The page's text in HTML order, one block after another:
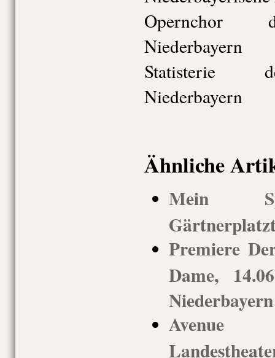
Opernchor
Niederbayern
Statisterie
Niederbayern
Ähnliche
Mein
Premiere
Dame,
Niederbayern
Avenue